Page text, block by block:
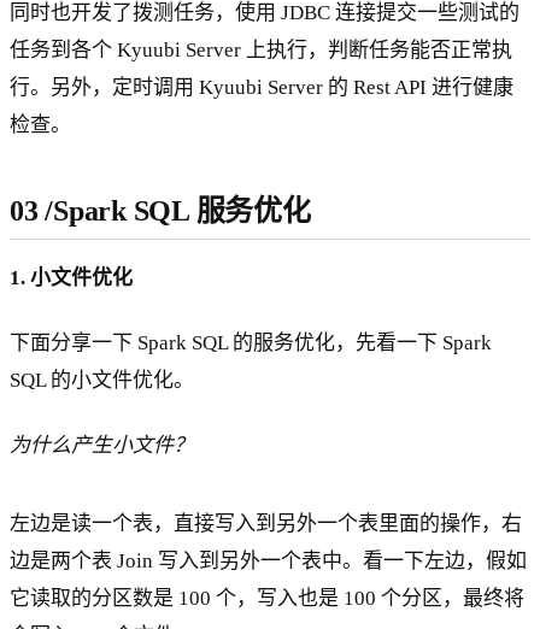
同时也开发了拨测任务，使用 JDBC 连接提交一些测试的
任务到各个 Kyuubi Server 上执行，判断任务能否正常执
行。另外，定时调用 Kyuubi Server 的 Rest API 进行健康
检查。
03/Spark SQL 服务优化
1. 小文件优化
下面分享一下 Spark SQL 的服务优化，先看一下 Spark
SQL 的小文件优化。
为什么产生小文件？
左边是读一个表，直接写入到另外一个表里面的操作，右
边是两个表 Join 写入到另外一个表中。看一下左边，假如
它读取的分区数是 100 个，写入也是 100 个分区，最终将